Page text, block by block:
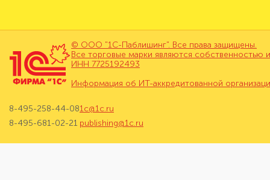
© ООО "1С-Паблишинг". Все права защищены.
Все торговые марки являются собственностью
ИНН 7725192493
Информация об ИТ-аккредитованной
8-495-258-44-08
8-495-681-02-21
1c@1c.ru
publishing@1c.ru